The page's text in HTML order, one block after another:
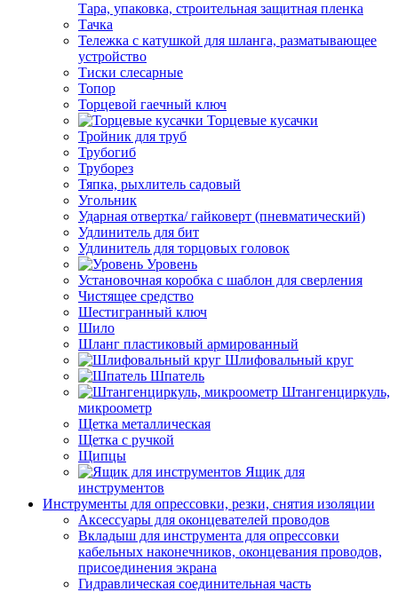
Тара, упаковка, строительная защитная пленка
Тачка
Тележка с катушкой для шланга, разматывающее
устройство
Тиски слесарные
Топор
Торцевой гаечный ключ
Торцевые кусачки
Тройник для труб
Трубогиб
Труборез
Тяпка, рыхлитель садовый
Угольник
Ударная отвертка/ гайковерт (пневматический)
Удлинитель для бит
Удлинитель для торцовых головок
Уровень
Установочная коробка с шаблон для сверления
Чистящее средство
Шестигранный ключ
Шило
Шланг пластиковый армированный
Шлифовальный круг
Шпатель
Штангенциркуль,
микроометр
Щетка металлическая
Щетка с ручкой
Щипцы
Ящик для
инструментов
Инструменты для опрессовки, резки, снятия изоляции
Аксессуары для оконцевателей проводов
Вкладыш для инструмента для опрессовки
кабельных наконечников, оконцевания проводов,
присоединения экрана
Гидравлическая соединительная часть